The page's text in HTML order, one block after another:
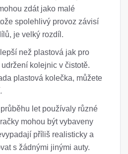
zdát jako malé
spolehlivý provoz závisí
je velký rozdíl.
než plastová jak pro
kolejnic v čistotě.
plastová kolečka, můžete
let používaly různé
mohou být vybaveny
příliš realisticky a
s žádnými jinými auty.